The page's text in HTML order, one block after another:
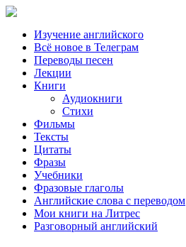
Изучение английского
Всё новое в Телеграм
Переводы песен
Лекции
Книги
Аудиокниги
Стихи
Фильмы
Тексты
Цитаты
Фразы
Учебники
Фразовые глаголы
Английские слова с переводом
Мои книги на Литрес
Разговорный английский